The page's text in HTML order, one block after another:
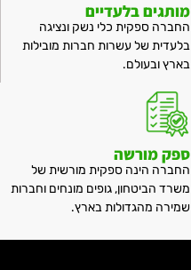
מותגים בלעדיים
החברה ספקית כלי נשק ונציגה
בלעדית של עשרות חברות מובילות
בארץ ובעולם.
ספק מורשה
החברה הינה ספקית מורשית של
משרד הביטחון, גופים מונחים וחברות
שמירה מהגדולות בארץ.